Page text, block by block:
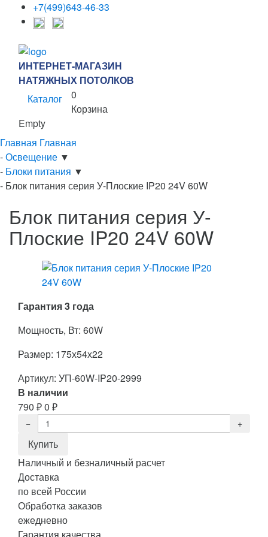
+7(499)643-46-33
ИНТЕРНЕТ-МАГАЗИН
НАТЯЖНЫХ ПОТОЛКОВ
Каталог
0
Корзина
Empty
Главная Главная
-Освещение ▼
- Блоки питания ▼
- Блок питания серия У-Плоские IP20 24V 60W
Блок питания серия У-
Плоские IP20 24V 60W
Гарантия 3 года
Мощность, Вт: 60W
Размер: 175х54х22
Артикул: УП-60W-IP20-2999
В наличии
790 ₽0 ₽
Наличный и безналичный расчет
Доставка
по всей России
Обработка заказов
ежедневно
Гарантия качества